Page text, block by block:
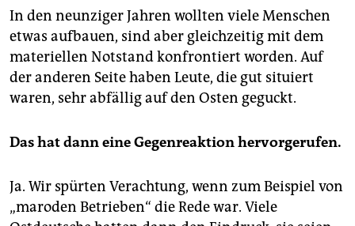
In den neunziger Jahren wollten viele Menschen
etwas aufbauen, sind aber gleichzeitig mit dem
materiellen Notstand konfrontiert worden. Auf
der anderen Seite haben Leute, die gut situiert
waren, sehr abfällig auf den Osten geguckt.
Das hat dann eine Gegenreaktion hervorgerufen.
Ja. Wir spürten Verachtung, wenn zum Beispiel von
„maroden Betrieben“ die Rede war. Viele